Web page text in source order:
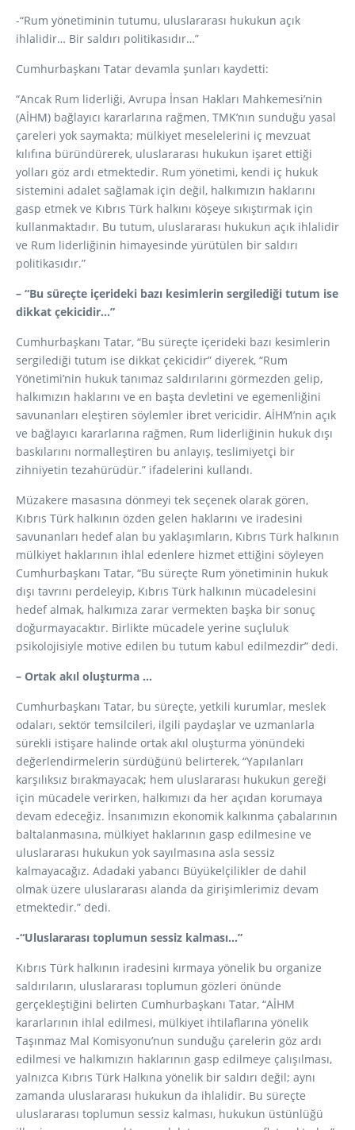
-“Rum yönetiminin tutumu, uluslararası hukukun açık
ihlalidir… Bir saldırı politikasıdır…”
Cumhurbaşkanı Tatar devamla şunları kaydetti:
“Ancak Rum liderliği, Avrupa İnsan Hakları Mahkemesi’nin
(AİHM) bağlayıcı kararlarına rağmen, TMK’nın sunduğu yasal
çareleri yok saymakta; mülkiyet meselelerini iç mevzuat
kılıfına büründürerek, uluslararası hukukun işaret ettiği
yolları göz ardı etmektedir. Rum yönetimi, kendi iç hukuk
sistemini adalet sağlamak için değil, halkımızın haklarını
gasp etmek ve Kıbrıs Türk halkını köşeye sıkıştırmak için
kullanmaktadır. Bu tutum, uluslararası hukukun açık ihlalidir
ve Rum liderliğinin himayesinde yürütülen bir saldırı
politikasıdır.”
– “Bu süreçte içerideki bazı kesimlerin sergilediği tutum ise
dikkat çekicidir…”
Cumhurbaşkanı Tatar, “Bu süreçte içerideki bazı kesimlerin
sergilediği tutum ise dikkat çekicidir” diyerek, “Rum
Yönetimi’nin hukuk tanımaz saldırılarını görmezden gelip,
halkımızın haklarını ve en başta devletini ve egemenliğini
savunanları eleştiren söylemler ibret vericidir. AİHM’nin açık
ve bağlayıcı kararlarına rağmen, Rum liderliğinin hukuk dışı
baskılarını normalleştiren bu anlayış, teslimiyetçi bir
zihniyetin tezahürüdür.” ifadelerini kullandı.
Müzakere masasına dönmeyi tek seçenek olarak gören,
Kıbrıs Türk halkının özden gelen haklarını ve iradesini
savunanları hedef alan bu yaklaşımların, Kıbrıs Türk halkının
mülkiyet haklarının ihlal edenlere hizmet ettiğini söyleyen
Cumhurbaşkanı Tatar, “Bu süreçte Rum yönetiminin hukuk
dışı tavrını perdeleyip, Kıbrıs Türk halkının mücadelesini
hedef almak, halkımıza zarar vermekten başka bir sonuç
doğurmayacaktır. Birlikte mücadele yerine suçluluk
psikolojisiyle motive edilen bu tutum kabul edilmezdir” dedi.
– Ortak akıl oluşturma …
Cumhurbaşkanı Tatar, bu süreçte, yetkili kurumlar, meslek
odaları, sektör temsilcileri, ilgili paydaşlar ve uzmanlarla
sürekli istişare halinde ortak akıl oluşturma yönündeki
değerlendirmelerin sürdüğünü belirterek, “Yapılanları
karşılıksız bırakmayacak; hem uluslararası hukukun gereği
için mücadele verirken, halkımızı da her açıdan korumaya
devam edeceğiz. İnsanımızın ekonomik kalkınma çabalarının
baltalanmasına, mülkiyet haklarının gasp edilmesine ve
uluslararası hukukun yok sayılmasına asla sessiz
kalmayacağız. Adadaki yabancı Büyükelçilikler de dahil
olmak üzere uluslararası alanda da girişimlerimiz devam
etmektedir.” dedi.
-“Uluslararası toplumun sessiz kalması…”
Kıbrıs Türk halkının iradesini kırmaya yönelik bu organize
saldırıların, uluslararası toplumun gözleri önünde
gerçekleştiğini belirten Cumhurbaşkanı Tatar, “AİHM
kararlarının ihlal edilmesi, mülkiyet ihtilaflarına yönelik
Taşınmaz Mal Komisyonu’nun sunduğu çarelerin göz ardı
edilmesi ve halkımızın haklarının gasp edilmeye çalışılması,
yalnızca Kıbrıs Türk Halkına yönelik bir saldırı değil; aynı
zamanda uluslararası hukukun da ihlalidir. Bu süreçte
uluslararası toplumun sessiz kalması, hukukun üstünlüğü